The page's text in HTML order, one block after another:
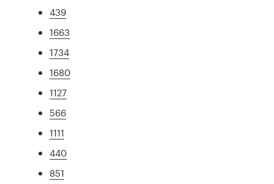
439
1663
1734
1680
1127
566
1111
440
851